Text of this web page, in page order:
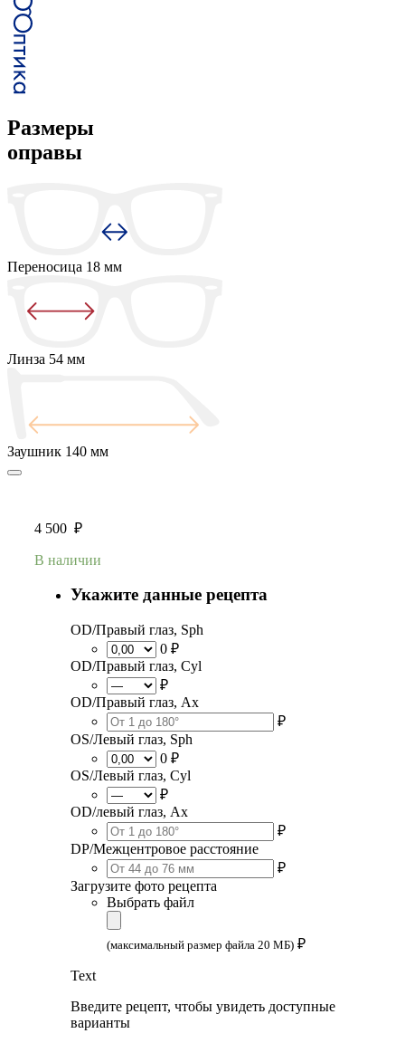
Размеры
оправы
Переносица 18 мм
Линза 54 мм
Заушник 140 мм
4 500 ₽
В наличии
Укажите данные рецепта
OD/Правый глаз, Sph
0 ₽
OD/Правый глаз, Cyl
₽
OD/Правый глаз, Ax
₽
OS/Левый глаз, Sph
0 ₽
OS/Левый глаз, Cyl
₽
OD/левый глаз, Ax
₽
DP/Межцентровое расстояние
₽
Загрузите фото рецепта
Выбрать файл
(максимальный размер файла 20 МБ) ₽
Text
Введите рецепт, чтобы увидеть доступные
варианты